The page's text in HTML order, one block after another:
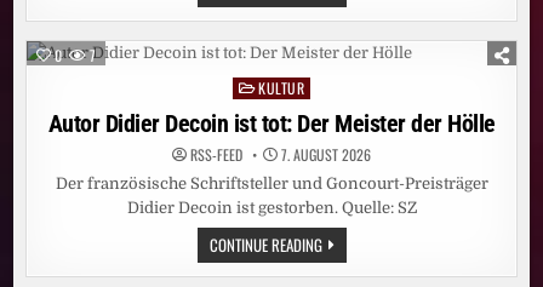
LASST
IN
RUHE
0 7
Posted
in
KULTUR
Autor Didier Decoin ist tot: Der Meister der Hölle
RSS-FEED 7. AUGUST 2026
Der französische Schriftsteller und Goncourt-Preisträger
Didier Decoin ist gestorben. Quelle: SZ
CONTINUE READINGAUTOR
DIDIER
DECOIN